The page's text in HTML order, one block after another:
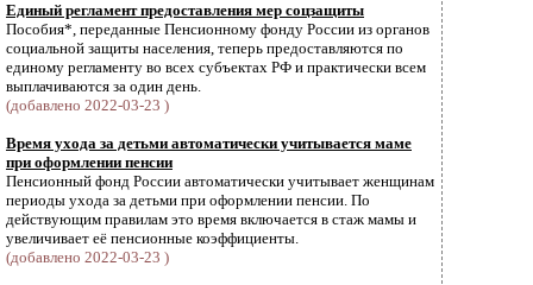
Единый регламент предоставления мер соцзащиты
Пособия*, переданные Пенсионному фонду России из органов
социальной защиты населения, теперь предоставляются по
единому регламенту во всех субъектах РФ и практически всем
выплачиваются за один день.
(добавлено 2022-03-23 )
Время ухода за детьми автоматически учитывается маме
при оформлении пенсии
Пенсионный фонд России автоматически учитывает женщинам
периоды ухода за детьми при оформлении пенсии. По
действующим правилам это время включается в стаж мамы и
увеличивает её пенсионные коэффициенты.
(добавлено 2022-03-23 )